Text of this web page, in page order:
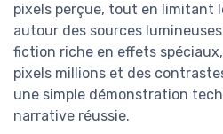
pixels perçue, tout en limitant
autour des sources
fiction riche en effets
pixels millions et des
une simple démonstration
narrative réussie.